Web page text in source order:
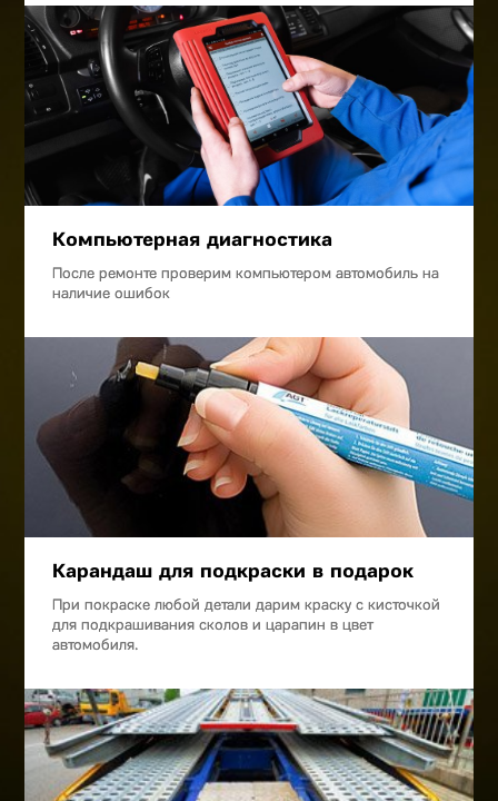
Компьютерная диагностика
После ремонте проверим компьютером автомобиль на
наличие ошибок
Карандаш для подкраски в подарок
При покраске любой детали дарим краску с кисточкой
для подкрашивания сколов и царапин в цвет
автомобиля.